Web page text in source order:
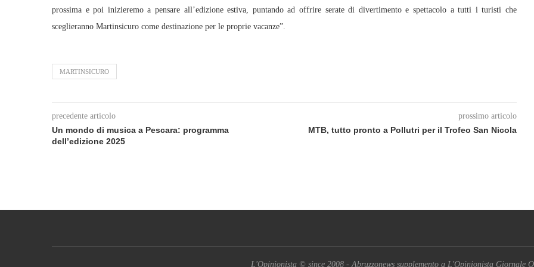
prossima e poi inizieremo a pensare all’edizione estiva, puntando ad offrire serate di divertimento e spettacolo a tutti i turisti che
sceglieranno Martinsicuro come destinazione per le proprie vacanze”.
MARTINSICURO
precedente articolo
Un mondo di musica a Pescara: programma
dell’edizione 2025
prossimo articolo
MTB, tutto pronto a Pollutri per il Trofeo San Nicola
L'Opinionista © since 2008 - Abruzzonews supplemento a L'Opinionista Giornale